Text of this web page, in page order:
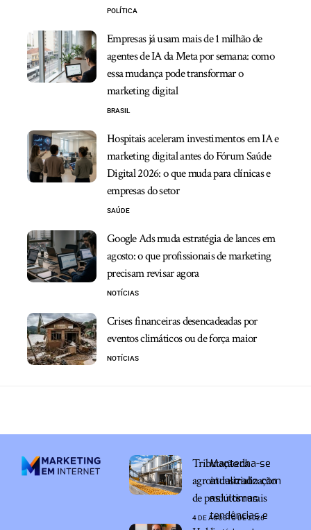
POLÍTICA
Empresas já usam mais de 1 milhão de
agentes de IA da Meta por semana: como
essa mudança pode transformar o
marketing digital
BRASIL
Hospitais aceleram investimentos em IA e
marketing digital antes do Fórum Saúde
Digital 2026: o que muda para clínicas e
empresas do setor
SAÚDE
Google Ads muda estratégia de lances em
agosto: o que profissionais de marketing
precisam revisar agora
NOTÍCIAS
Crises financeiras desencadeadas por
eventos climáticos ou de força maior
NOTÍCIAS
Tributação da
agroindustrialização
de produtos rurais
4 DE AGOSTO DE 2026
Mantenha-se
atualizado com
as últimas
tendências e